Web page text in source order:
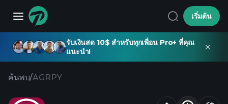
เริ่มต้น
รับเงินสด 10$ สำหรับทุกเพื่อน Pro+ ที่คุณ
แนะนำ!
ค้นพบ/AGRPY